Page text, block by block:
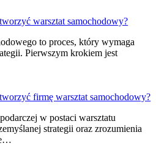
warsztat samochodowy?
to proces, który wymaga
Pierwszym krokiem jest
firmę warsztat samochodowy?
w postaci warsztatu
strategii oraz zrozumienia